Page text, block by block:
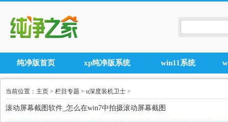
纯净版首页 xp纯净版系统 win11系统
当前位置： 主页 > 栏目专题 > u深度装机卫士 >
滚动屏幕截图软件_怎么在win7中拍摄滚动屏幕截图